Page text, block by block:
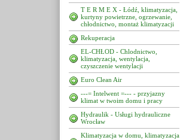
T E R M E X - Łódź, klimatyzacja,
kurtyny powietrzne, ogrzewanie,
chłodnictwo, montaż klimatyzacji
Rekuperacja
EL-CHŁOD - Chlodnictwo,
klimatyzacja, wentylacja,
czyszczenie wentylacji
Euro Clean Air
---= Intelwent =--- - przyjazny
klimat w twoim domu i pracy
Hydraulik - Usługi hydrauliczne
Wrocław
Klimatyzacja w domu, klimatyzacja